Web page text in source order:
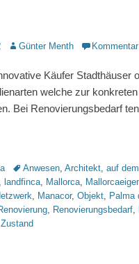
AutorGünter Menth
Käufer Stadthäuser
welche zur
Bei Renovierungsbedarf
TagsAnwesen, Architekt, auf
, landfinca, Mallorca,
, Manacor, Objekt, Palma
, Renovierungsbedarf,
Zustand